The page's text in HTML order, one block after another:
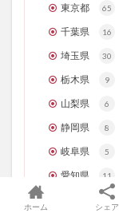
東京都 65
千葉県 16
埼玉県 30
栃木県 9
山梨県 6
静岡県 8
岐阜県 5
愛知県 11
5
ホーム シェア